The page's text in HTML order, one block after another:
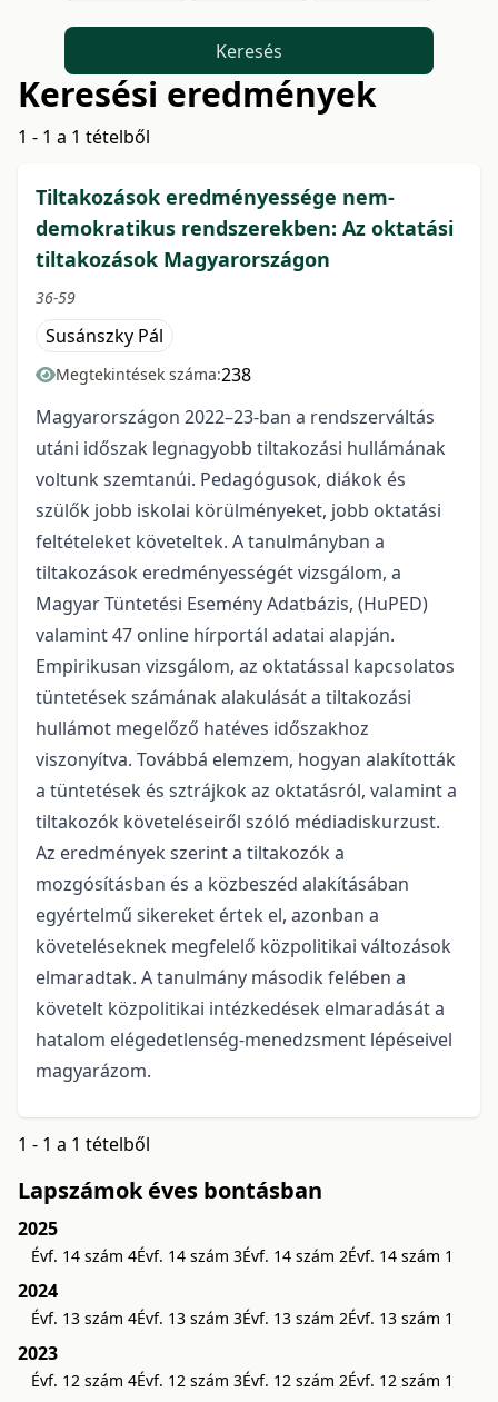
Keresés
Keresési eredmények
1 - 1 a 1 tételből
Tiltakozások eredményessége nem-
demokratikus rendszerekben: Az oktatási
tiltakozások Magyarországon
36-59
Susánszky Pál
Megtekintések száma:238
Magyarországon 2022–23-ban a rendszerváltás
utáni időszak legnagyobb tiltakozási hullámának
voltunk szemtanúi. Pedagógusok, diákok és
szülők jobb iskolai körülményeket, jobb oktatási
feltételeket követeltek. A tanulmányban a
tiltakozások eredményességét vizsgálom, a
Magyar Tüntetési Esemény Adatbázis, (HuPED)
valamint 47 online hírportál adatai alapján.
Empirikusan vizsgálom, az oktatással kapcsolatos
tüntetések számának alakulását a tiltakozási
hullámot megelőző hatéves időszakhoz
viszonyítva. Továbbá elemzem, hogyan alakították
a tüntetések és sztrájkok az oktatásról, valamint a
tiltakozók követeléseiről szóló médiadiskurzust.
Az eredmények szerint a tiltakozók a
mozgósításban és a közbeszéd alakításában
egyértelmű sikereket értek el, azonban a
követeléseknek megfelelő közpolitikai változások
elmaradtak. A tanulmány második felében a
követelt közpolitikai intézkedések elmaradását a
hatalom elégedetlenség-menedzsment lépéseivel
magyarázom.
1 - 1 a 1 tételből
Lapszámok éves bontásban
2025
Évf. 14 szám 4Évf. 14 szám 3Évf. 14 szám 2Évf. 14 szám 1
2024
Évf. 13 szám 4Évf. 13 szám 3Évf. 13 szám 2Évf. 13 szám 1
2023
Évf. 12 szám 4Évf. 12 szám 3Évf. 12 szám 2Évf. 12 szám 1